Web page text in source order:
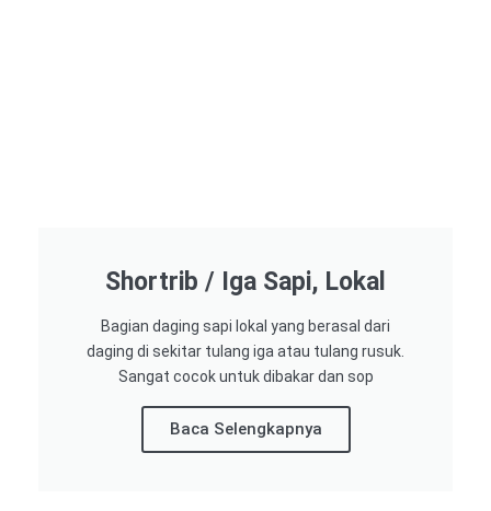
Shortrib / Iga Sapi, Lokal
Bagian daging sapi lokal yang berasal dari
daging di sekitar tulang iga atau tulang rusuk.
Sangat cocok untuk dibakar dan sop
Baca Selengkapnya